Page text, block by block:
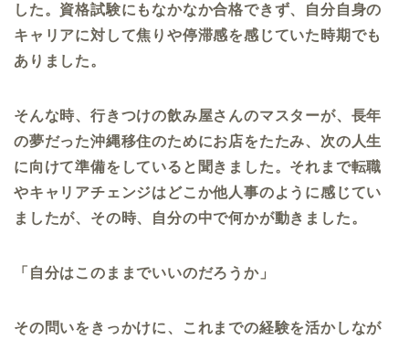
した。資格試験にもなかなか合格できず、自分自身の
キャリアに対して焦りや停滞感を感じていた時期でも
ありました。
そんな時、行きつけの飲み屋さんのマスターが、長年
の夢だった沖縄移住のためにお店をたたみ、次の人生
に向けて準備をしていると聞きました。それまで転職
やキャリアチェンジはどこか他人事のように感じてい
ましたが、その時、自分の中で何かが動きました。
「自分はこのままでいいのだろうか」
その問いをきっかけに、これまでの経験を活かしなが